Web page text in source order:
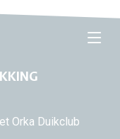
Orka Duikclub